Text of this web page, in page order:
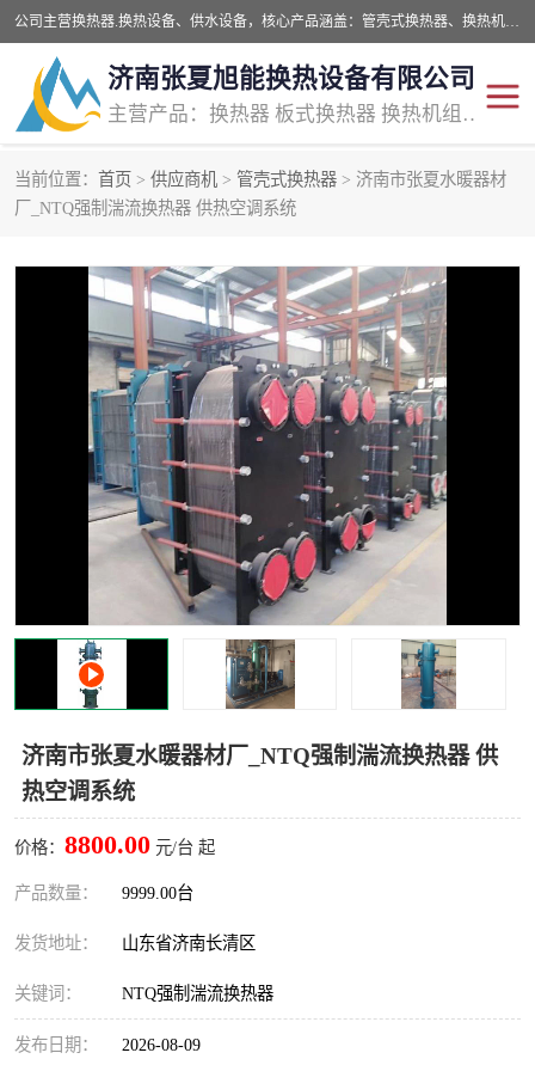
公司主营换热器.换热设备、供水设备，核心产品涵盖：管壳式换热器、换热机组、不锈钢组合式水箱、水处理设备等，提供非标设备集生产、销售、安装一体化服务，可满足全国酒店、学校、医院、商业综合体、工业项目等多场景换热与供水需求。
济南张夏旭能换热设备有限公司
主营产品：换热器 板式换热器 换热机组 供水设备 水处理设备
当前位置： 首页 > 供应商机 > 管壳式换热器 > 济南市张夏水暖器材
厂_NTQ强制湍流换热器 供热空调系统
济南市张夏水暖器材厂_NTQ强制湍流换热器 供
热空调系统
价格： 8800.00 元/台 起
产品数量： 9999.00台
发货地址： 山东省济南长清区
关键词： NTQ强制湍流换热器
发布日期： 2026-08-09
管壳式换热器 容积式换热器
汽水换热机组 板式换热设备
板式换热机组 定压补水装置
囊式膨胀水箱 水处理器设备
智能供水设备 锅炉辅机设备
非标加工设备